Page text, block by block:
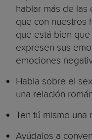
hablar más de las
que con nuestros
que está bien
expresen sus
emociones
Habla sobre el
una relación
Ten tú mismo una
Ayúdalos a